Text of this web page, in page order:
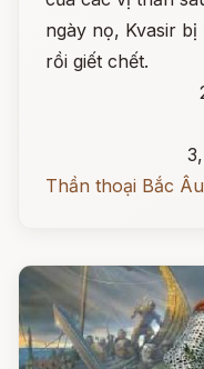
ngày nọ, Kvasir
rồi giết chết.
Thần thoại Bắc Âu